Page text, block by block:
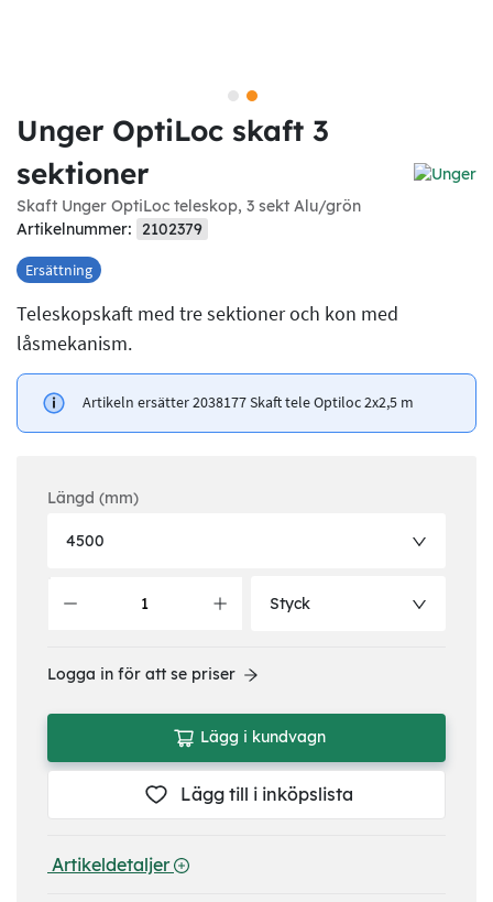
Unger OptiLoc skaft 3
sektioner
Skaft Unger OptiLoc teleskop, 3 sekt Alu/grön
Artikelnummer:
2102379
Ersättning
Teleskopskaft med tre sektioner och kon med
låsmekanism.
Artikeln ersätter 2038177 Skaft tele Optiloc 2x2,5 m
Längd (mm)
4500
Styck
Logga in för att se priser
Lägg i kundvagn
Lägg till i inköpslista
Artikeldetaljer